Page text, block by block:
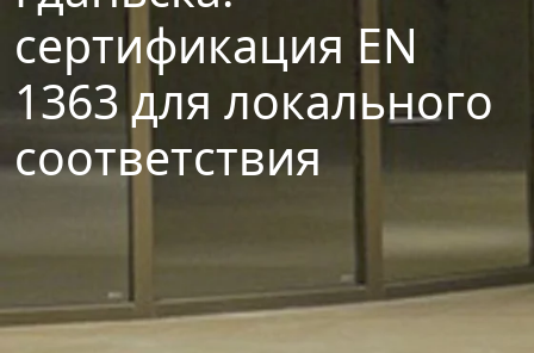
сертификация EN
1363 для локального
соответствия